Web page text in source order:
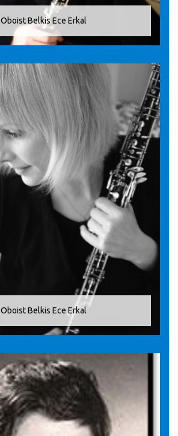
Oboist Belkis Ece Erkal
Oboist Belkis Ece Erkal